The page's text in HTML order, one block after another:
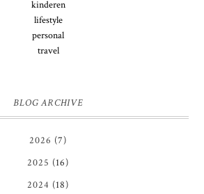
kinderen
lifestyle
personal
travel
BLOG ARCHIVE
2026 (7)
2025 (16)
2024 (18)